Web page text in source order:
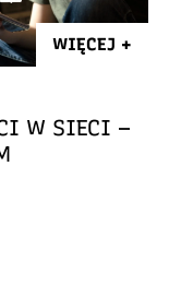
WIĘCEJ +
W SIECI –